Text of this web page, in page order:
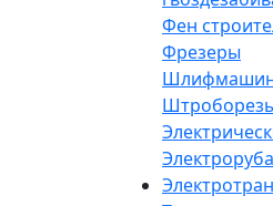
Фен
Фрезеры